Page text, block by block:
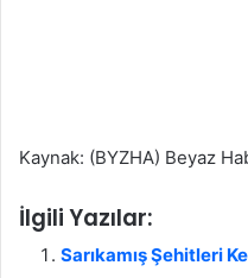
Kaynak: (BYZHA) Beyaz
İlgili Yazılar:
Sarıkamış Şehitleri